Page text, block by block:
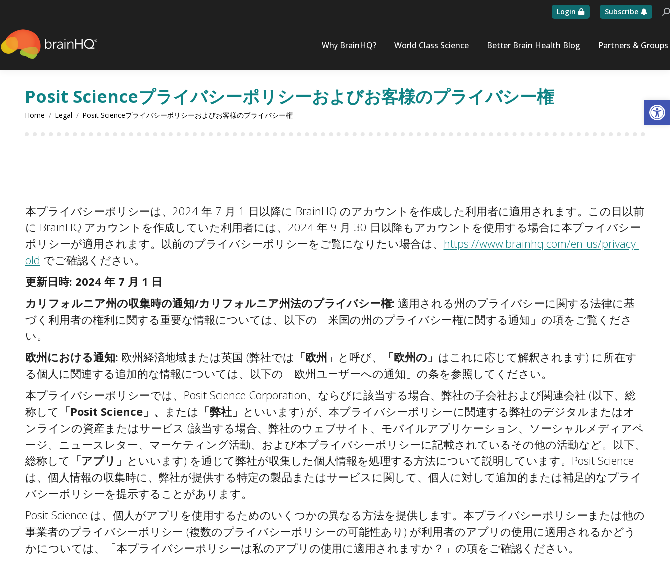
Login Subscribe
Why BrainHQ? World Class Science Better Brain Health Blog Partners & Groups
Posit Scienceプライバシーポリシーおよびお客様のプライバシー権
You are here:
Home Legal Posit Scienceプライバシーポリシーおよびお客様のプライバシー権
本プライバシーポリシーは、2024 年 7 月 1 日以降に BrainHQ のアカウントを作成した利用者に適用されます。この日以前
に BrainHQ アカウントを作成していた利用者には、2024 年 9 月 30 日以降もアカウントを使用する場合に本プライバシー
ポリシーが適用されます。以前のプライバシーポリシーをご覧になりたい場合は、 https://www.brainhq.com/en-us/privacy-
old でご確認ください。
更新日時: 2024 年 7 月 1 日
カリフォルニア州の収集時の通知/カリフォルニア州法のプライバシー権: 適用される州のプライバシーに関する法律に基
づく利用者の権利に関する重要な情報については、以下の「米国の州のプライバシー権に関する通知」の項をご覧くださ
い。
欧州における通知: 欧州経済地域または英国 (弊社では 「欧州 」と呼び、 「欧州の」 はこれに応じて解釈されます) に所在す
る個人に関連する追加的な情報については、以下の「欧州ユーザーへの通知」の条を参照してください。
本プライバシーポリシーでは、Posit Science Corporation、ならびに該当する場合、弊社の子会社および関連会社 (以下、総
称して 「Posit Science」、 または 「弊社」 といいます) が、本プライバシーポリシーに関連する弊社のデジタルまたはオ
ンラインの資産またはサービス (該当する場合、弊社のウェブサイト、モバイルアプリケーション、ソーシャルメディアペ
ージ、ニュースレター、マーケティング活動、および本プライバシーポリシーに記載されているその他の活動など。以下、
総称して 「アプリ」 といいます) を通じて弊社が収集した個人情報を処理する方法について説明しています。Posit Science
は、個人情報の収集時に、弊社が提供する特定の製品またはサービスに関して、個人に対して追加的または補足的なプライ
バシーポリシーを提示することがあります。
Posit Science は、個人がアプリを使用するためのいくつかの異なる方法を提供します。本プライバシーポリシーまたは他の
事業者のプライバシーポリシー (複数のプライバシーポリシーの可能性あり) が利用者のアプリの使用に適用されるかどう
かについては、「本プライバシーポリシーは私のアプリの使用に適用されますか？」の項をご確認ください。